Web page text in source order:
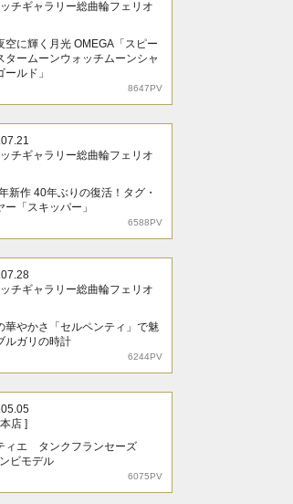
チギャラリー総曲輪フェリオ
空に輝く月光 OMEGA「スピー
タームーンウォッチムーンシャ
ールド」
8647PV
チギャラリー総曲輪フェリオ
新作 40年ぶりの復活！タグ・
ー「スキッパー」
6588PV
チギャラリー総曲輪フェリオ
華やかさ「セルペンティ」で魅
ルガリの時計
6244PV
店 ]
ィエ タンクフランセーズ
ビモデル
6075PV